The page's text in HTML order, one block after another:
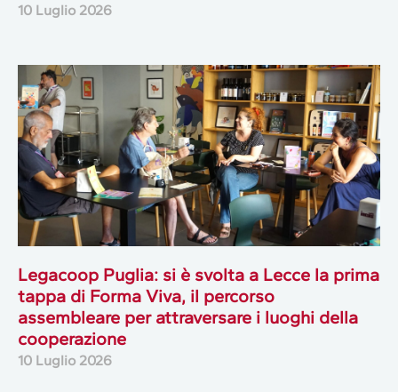
10 Luglio 2026
Legacoop Puglia: si è svolta a Lecce la prima
tappa di Forma Viva, il percorso
assembleare per attraversare i luoghi della
cooperazione
10 Luglio 2026